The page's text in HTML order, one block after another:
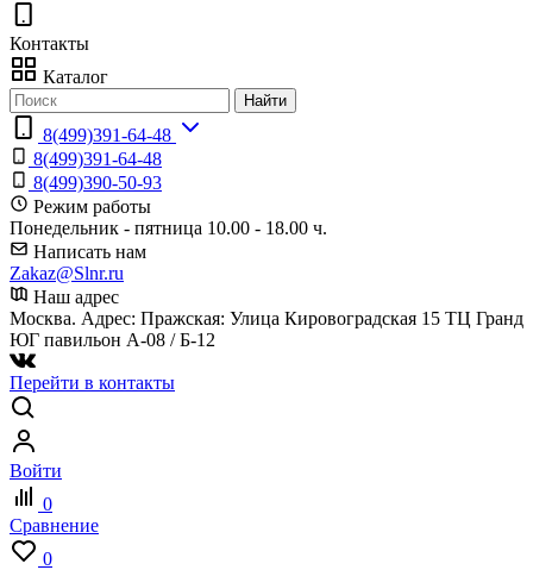
Контакты
Каталог
Найти
8(499)391-64-48
8(499)391-64-48
8(499)390-50-93
Режим работы
Понедельник - пятница 10.00 - 18.00 ч.
Написать нам
Zakaz@Slnr.ru
Наш адрес
Москва. Адрес: Пражская: Улица Кировоградская 15 ТЦ Гранд
ЮГ павильон А-08 / Б-12
Перейти в контакты
Войти
0
Сравнение
0